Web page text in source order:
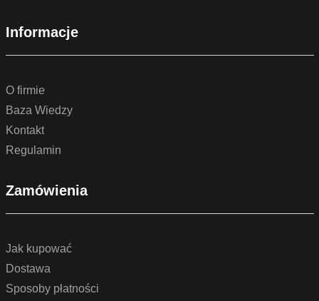
Informacje
O firmie
Baza Wiedzy
Kontakt
Regulamin
Zamówienia
Jak kupować
Dostawa
Sposoby płatności